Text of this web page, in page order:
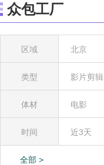
众包工厂
区域 北京
类型
影片剪辑
体材 电影
时间 近3天
全部 >